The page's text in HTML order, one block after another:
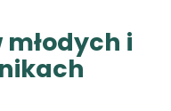
młodych i